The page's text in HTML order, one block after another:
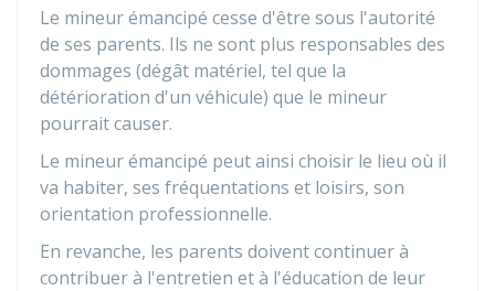
Le mineur émancipé cesse d'être sous l'autorité
de ses parents. Ils ne sont plus responsables des
dommages (dégât matériel, tel que la
détérioration d'un véhicule) que le mineur
pourrait causer.
Le mineur émancipé peut ainsi choisir le lieu où il
va habiter, ses fréquentations et loisirs, son
orientation professionnelle.
En revanche, les parents doivent continuer à
contribuer à l'entretien et à l'éducation de leur